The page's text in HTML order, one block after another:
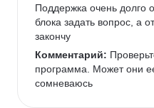
Поддержка очень долго
блока задать вопрос, а
закончу
Комментарий:
программа. Может они
сомневаюсь